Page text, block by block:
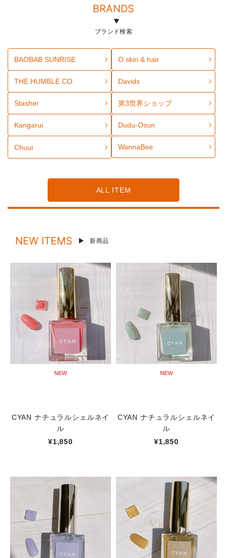
BRANDS
ブランド検索
BAOBAB SUNRISE O skin & hair
THE HUMBLE CO. Davids
Stasher 第3世界ショップ
Kangarui Dudu-Osun
Chuui WannaBee
ALL ITEM
NEW ITEMS 新商品
NEW
CYAN ナチュラルシェルネイ
ル
¥1,850
NEW
CYAN ナチュラルシェルネイ
ル
¥1,850